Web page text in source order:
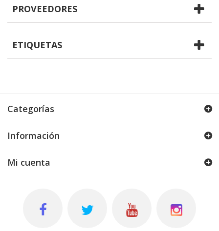
PROVEEDORES
ETIQUETAS
Categorías
Información
Mi cuenta